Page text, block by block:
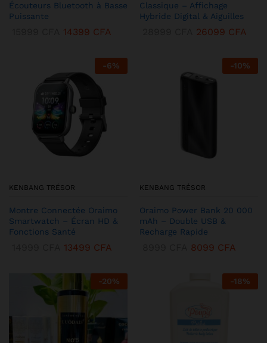
Écouteurs Bluetooth à Basse
Puissante
14399 CFA
Classique – Affichage
Hybride Digital & Aiguilles
26099 CFA
-6%
KENBANG TRÉSOR
Montre Connectée Oraimo
Smartwatch – Écran HD &
Fonctions Santé
13499 CFA
-10%
KENBANG TRÉSOR
Oraimo Power Bank 20 000
mAh – Double USB &
Recharge Rapide
8099 CFA
-20% -18%